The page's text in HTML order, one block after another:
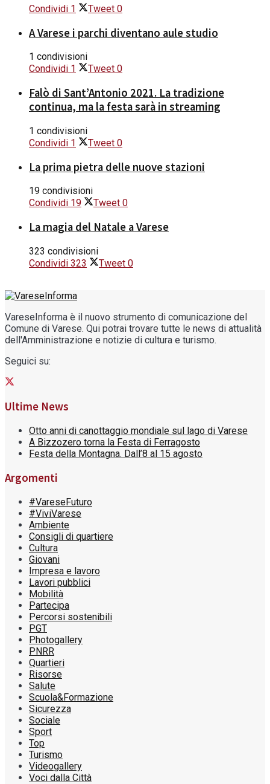
Condividi 1 Tweet 0
A Varese i parchi diventano aule studio
1 condivisioni
Condividi 1 Tweet 0
Falò di Sant’Antonio 2021. La tradizione
continua, ma la festa sarà in streaming
1 condivisioni
Condividi 1 Tweet 0
La prima pietra delle nuove stazioni
19 condivisioni
Condividi 19 Tweet 0
La magia del Natale a Varese
323 condivisioni
Condividi 323 Tweet 0
VareseInforma è il nuovo strumento di comunicazione del
Comune di Varese. Qui potrai trovare tutte le news di attualità
dell'Amministrazione e notizie di cultura e turismo.
Seguici su:
Ultime News
Otto anni di canottaggio mondiale sul lago di Varese
A Bizzozero torna la Festa di Ferragosto
Festa della Montagna. Dall’8 al 15 agosto
Argomenti
#VareseFuturo
#ViviVarese
Ambiente
Consigli di quartiere
Cultura
Giovani
Impresa e lavoro
Lavori pubblici
Mobilità
Partecipa
Percorsi sostenibili
PGT
Photogallery
PNRR
Quartieri
Risorse
Salute
Scuola&Formazione
Sicurezza
Sociale
Sport
Top
Turismo
Videogallery
Voci dalla Città